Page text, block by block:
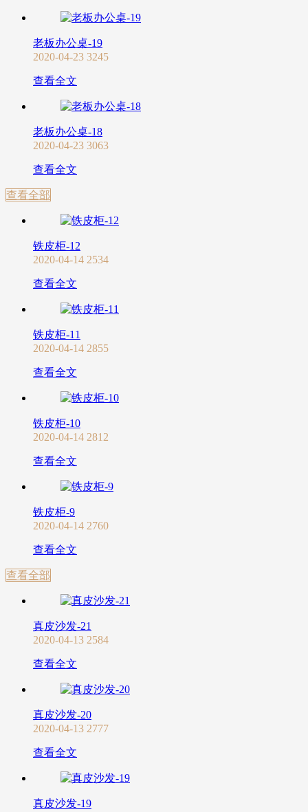
老板办公桌-19
2020-04-23 3245
查看全文
老板办公桌-18
2020-04-23 3063
查看全文
查看全部
铁皮柜-12
2020-04-14 2534
查看全文
铁皮柜-11
2020-04-14 2855
查看全文
铁皮柜-10
2020-04-14 2812
查看全文
铁皮柜-9
2020-04-14 2760
查看全文
查看全部
真皮沙发-21
2020-04-13 2584
查看全文
真皮沙发-20
2020-04-13 2777
查看全文
真皮沙发-19